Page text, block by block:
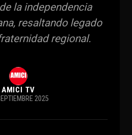
la independencia
resaltando legado
regional.
AMICI TV
2025